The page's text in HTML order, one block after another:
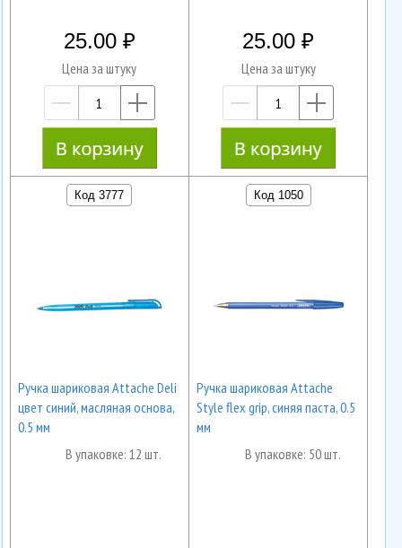
25.00
Цена за штуку
—
25.00
Цена за штуку
—
Код 3777
Ручка шариковая Attache Deli
цвет синий, масляная основа,
0.5 мм
В упаковке: 12 шт.
Код 1050
Ручка шариковая Attache
Style flex grip, синяя паста, 0.5
мм
В упаковке: 50 шт.